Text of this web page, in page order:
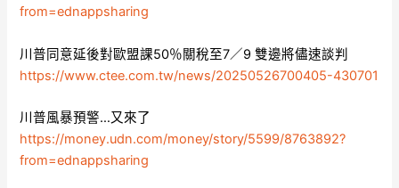
from=ednappsharing
川普同意延後對歐盟課50％關稅至7／9 雙邊將儘速談判
https://www.ctee.com.tw/news/20250526700405-430701
川普風暴預警…又來了
https://money.udn.com/money/story/5599/8763892?
from=ednappsharing